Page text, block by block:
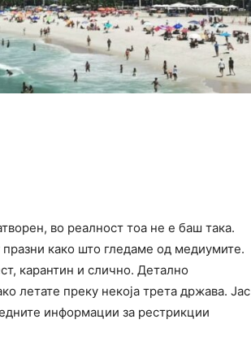
во реалност тоа не е баш така.
како што гледаме од медиумите.
карантин и слично. Детално
летате преку некоја трета држава. Јас
информации за рестрикции